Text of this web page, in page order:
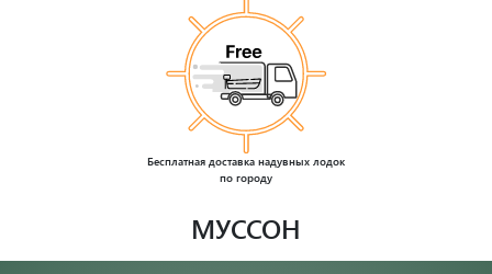
Бесплатная доставка надувных лодок
по городу
МУССОН